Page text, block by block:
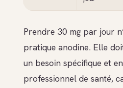
Prendre 30 mg par jour
pratique anodine. Elle
un besoin spécifique et
professionnel de santé,